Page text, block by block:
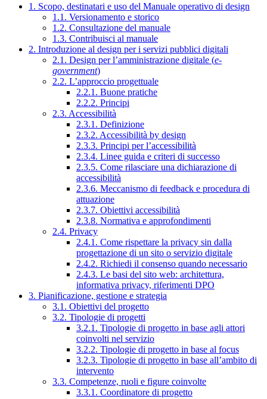
1. Scopo, destinatari e uso del Manuale operativo di design
1.1. Versionamento e storico
1.2. Consultazione del manuale
1.3. Contribuisci al manuale
2. Introduzione al design per i servizi pubblici digitali
2.1. Design per l’amministrazione digitale (e-
government)
2.2. L’approccio progettuale
2.2.1. Buone pratiche
2.2.2. Principi
2.3. Accessibilità
2.3.1. Definizione
2.3.2. Accessibilità by design
2.3.3. Principi per l’accessibilità
2.3.4. Linee guida e criteri di successo
2.3.5. Come rilasciare una dichiarazione di
accessibilità
2.3.6. Meccanismo di feedback e procedura di
attuazione
2.3.7. Obiettivi accessibilità
2.3.8. Normativa e approfondimenti
2.4. Privacy
2.4.1. Come rispettare la privacy sin dalla
progettazione di un sito o servizio digitale
2.4.2. Richiedi il consenso quando necessario
2.4.3. Le basi del sito web: architettura,
informativa privacy, riferimenti DPO
3. Pianificazione, gestione e strategia
3.1. Obiettivi del progetto
3.2. Tipologie di progetti
3.2.1. Tipologie di progetto in base agli attori
coinvolti nel servizio
3.2.2. Tipologie di progetto in base al focus
3.2.3. Tipologie di progetto in base all’ambito di
intervento
3.3. Competenze, ruoli e figure coinvolte
3.3.1. Coordinatore di progetto